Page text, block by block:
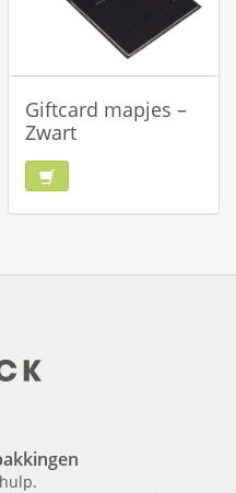
Giftcard mapjes –
Zwart